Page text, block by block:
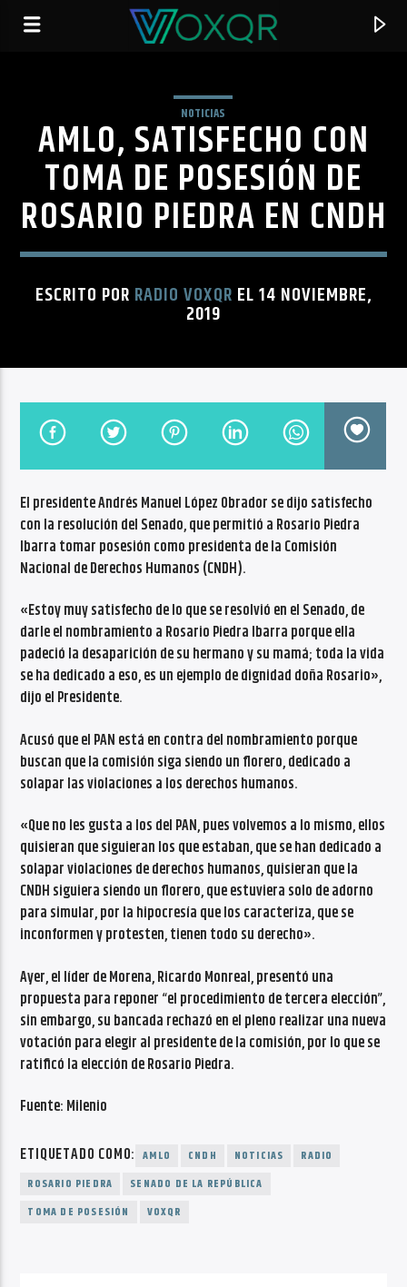
RADIO VOXQR
VOXQR
CANCIÓN ACTUAL
NO TITLES AVAILABLE
Radio VoxQR
NOTICIAS
AMLO, SATISFECHO CON
TOMA DE POSESIÓN DE
ROSARIO PIEDRA EN CNDH
ESCRITO POR RADIO VOXQR EL 14 NOVIEMBRE,
2019
El presidente Andrés Manuel López Obrador se dijo satisfecho
con la resolución del Senado, que permitió a Rosario Piedra
Ibarra tomar posesión como presidenta de la Comisión
Nacional de Derechos Humanos (CNDH).
«Estoy muy satisfecho de lo que se resolvió en el Senado, de
darle el nombramiento a Rosario Piedra Ibarra porque ella
padeció la desaparición de su hermano y su mamá; toda la vida
se ha dedicado a eso, es un ejemplo de dignidad doña Rosario»,
dijo el Presidente.
Acusó que el PAN está en contra del nombramiento porque
buscan que la comisión siga siendo un florero, dedicado a
solapar las violaciones a los derechos humanos.
«Que no les gusta a los del PAN, pues volvemos a lo mismo, ellos
quisieran que siguieran los que estaban, que se han dedicado a
solapar violaciones de derechos humanos, quisieran que la
CNDH siguiera siendo un florero, que estuviera solo de adorno
para simular, por la hipocresía que los caracteriza, que se
inconformen y protesten, tienen todo su derecho».
Ayer, el líder de Morena, Ricardo Monreal, presentó una
propuesta para reponer “el procedimiento de tercera elección”,
sin embargo, su bancada rechazó en el pleno realizar una nueva
votación para elegir al presidente de la comisión, por lo que se
ratificó la elección de Rosario Piedra.
Fuente: Milenio
ETIQUETADO COMO: AMLO CNDH NOTICIAS
RADIO
ROSARIO PIEDRA
SENADO DE LA REPÚBLICA
TOMA DE POSESIÓN
VOXQR